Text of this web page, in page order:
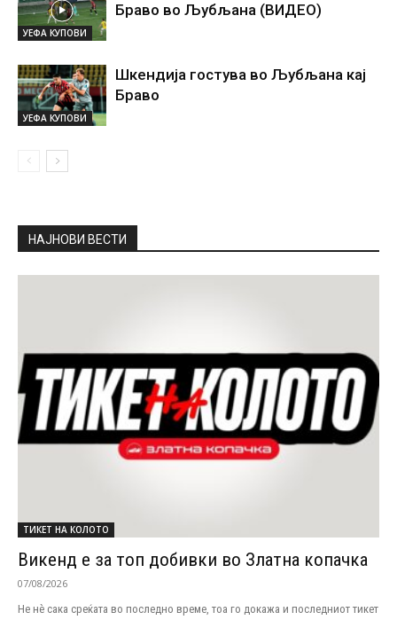
УЕФА КУПОВИ
Браво во Љубљана (ВИДЕО)
УЕФА КУПОВИ
Шкендија гостува во Љубљана кај
Браво
НАЈНОВИ ВЕСТИ
ТИКЕТ НА КОЛОТО
Викенд е за топ добивки во Златна копачка
07/08/2026
Не нѐ сака среќата во последно време, тоа го докажа и последниот тикет